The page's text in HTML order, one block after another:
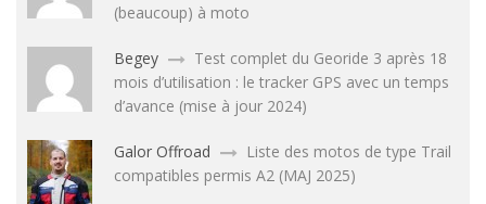
(beaucoup) à moto
Begey
Test complet du Georide 3 après 18
mois d’utilisation : le tracker GPS avec un temps
d’avance (mise à jour 2024)
Galor Offroad
Liste des motos de type Trail
compatibles permis A2 (MAJ 2025)